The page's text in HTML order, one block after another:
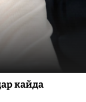
кайда